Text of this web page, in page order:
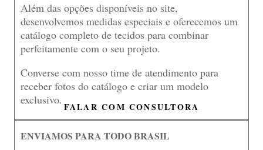
Além das opções disponíveis no site,
desenvolvemos medidas especiais e oferecemos um
catálogo completo de tecidos para combinar
perfeitamente com o seu projeto.
Converse com nosso time de atendimento para
receber fotos do catálogo e criar um modelo
exclusivo.
FALAR COM CONSULTORA
ENVIAMOS PARA TODO BRASIL